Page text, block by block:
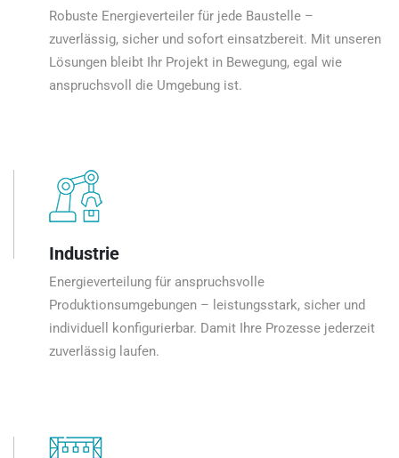
Robuste Energieverteiler für jede Baustelle –
zuverlässig, sicher und sofort einsatzbereit. Mit unseren
Lösungen bleibt Ihr Projekt in Bewegung, egal wie
anspruchsvoll die Umgebung ist.
Industrie
Energieverteilung für anspruchsvolle
Produktionsumgebungen – leistungsstark, sicher und
individuell konfigurierbar. Damit Ihre Prozesse jederzeit
zuverlässig laufen.